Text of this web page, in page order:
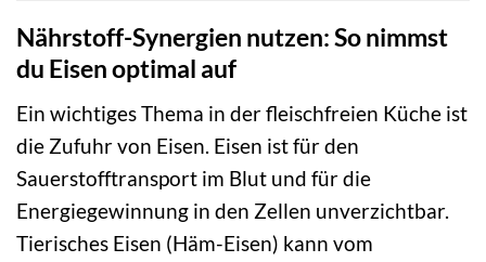
Nährstoff-Synergien nutzen: So nimmst
du Eisen optimal auf
Ein wichtiges Thema in der fleischfreien Küche ist
die Zufuhr von Eisen. Eisen ist für den
Sauerstofftransport im Blut und für die
Energiegewinnung in den Zellen unverzichtbar.
Tierisches Eisen (Häm-Eisen) kann vom